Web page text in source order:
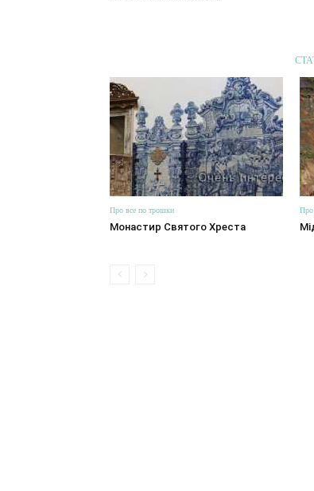
Про все по трошки
Монастир Святого Хреста
Про